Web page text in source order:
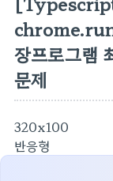
장프로그램
문제
320x100
반응형